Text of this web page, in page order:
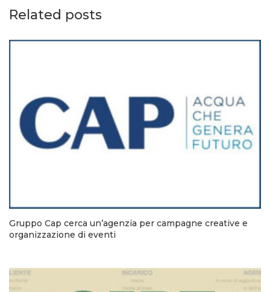
Related posts
Gruppo Cap cerca un’agenzia per campagne creative e
organizzazione di eventi